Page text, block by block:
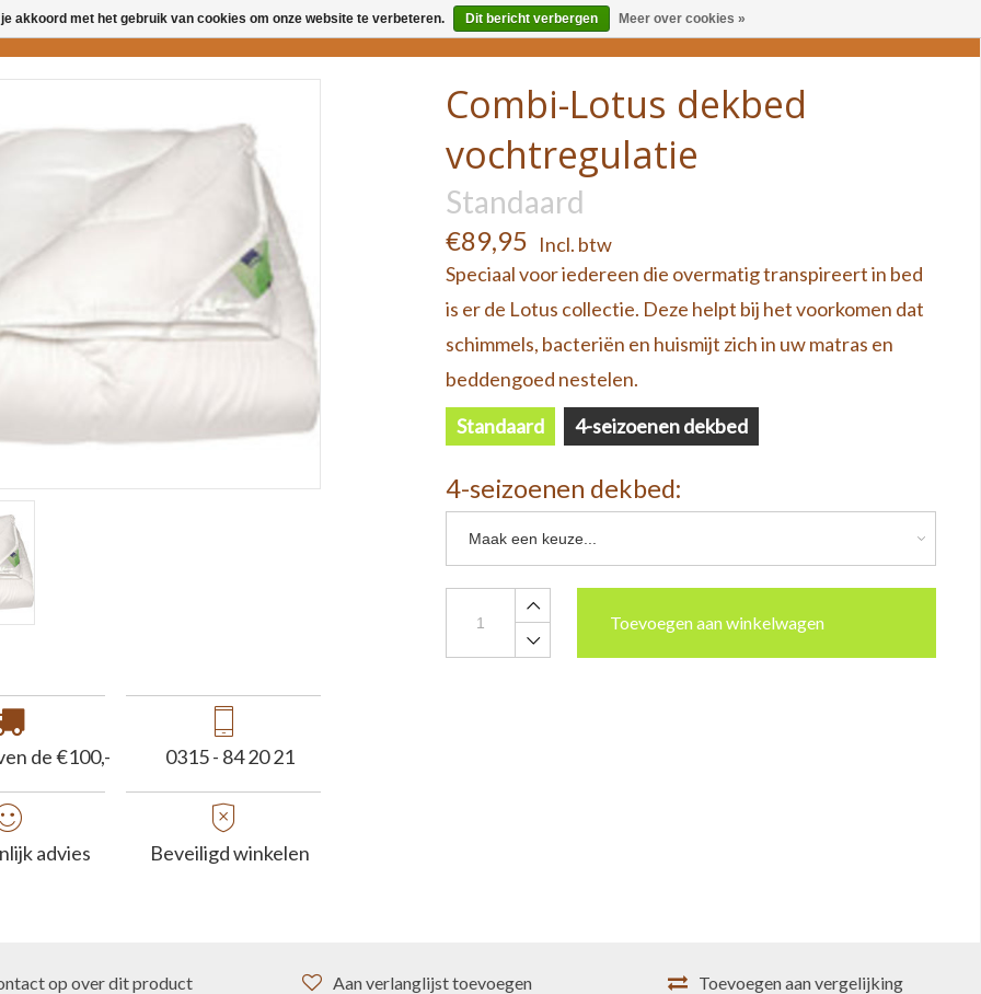
Parkinson matras
Anti Decubitus matras
Matras bij dementie -
MAATWERK SLAAPSPECIALIST
de €100,- 0315 - 84 20 21
advies Beveiligd winkelen
Combi-Lotus dekbed
vochtregulatie
Standaard
€89,95 Incl. btw
Speciaal voor iedereen die overmatig transpireert in bed
is er de Lotus collectie. Deze helpt bij het voorkomen dat
schimmels, bacteriën en huismijt zich in uw matras en
beddengoed nestelen.
Standaard
4-seizoenen dekbed
4-seizoenen dekbed:
Toevoegen aan winkelwagen
op over dit product Aan verlanglijst toevoegen Toevoegen aan vergelijking
akkoord met het gebruik van cookies om onze website te verbeteren. Dit bericht verbergen Meer over cookies »